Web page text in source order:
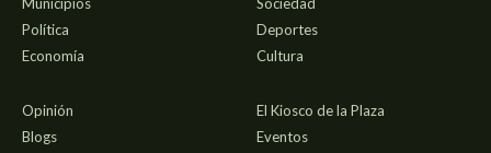
Municipios
Política
Economía
Sociedad
Deportes
Cultura
Opinión
Blogs
El Kiosco de la Plaza
Eventos